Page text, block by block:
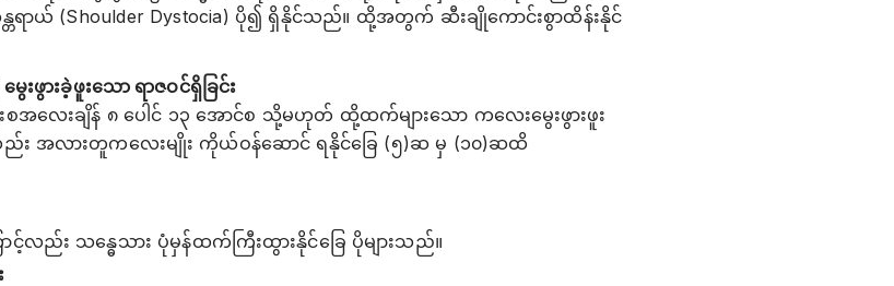
ာယ် (Shoulder Dystocia) ပို၍ ရှိနိုင်သည်။ ထို့အတွက် ဆီးချိုကောင်းစွာထိန်းနိုင်
ဖွားခဲ့ဖူးသော ရာဇဝင်ရှိခြင်း
ေးချိန် ၈ ပေါင် ၁၃ အောင်စ သို့မဟုတ် ထို့ထက်များသော ကလေးမွေးဖွားဖူး
း အလားတူကလေးမျိုး ကိုယ်ဝန်ဆောင် ရနိုင်ခြေ (၅)ဆ မှ (၁၀)ဆထိ
လည်း သန္ဓေသား ပုံမှန်ထက်ကြီးထွားနိုင်ခြေ ပိုများသည်။